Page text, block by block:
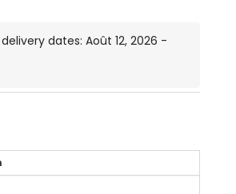
dates: Août 12, 2026 -